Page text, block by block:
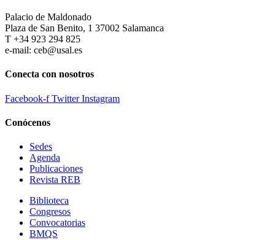
Palacio de Maldonado
Plaza de San Benito, 1 37002 Salamanca
T +34 923 294 825
e-mail: ceb@usal.es
Conecta con nosotros
Facebook-f Twitter Instagram
Conócenos
Sedes
Agenda
Publicaciones
Revista REB
Biblioteca
Congresos
Convocatorias
BMQS